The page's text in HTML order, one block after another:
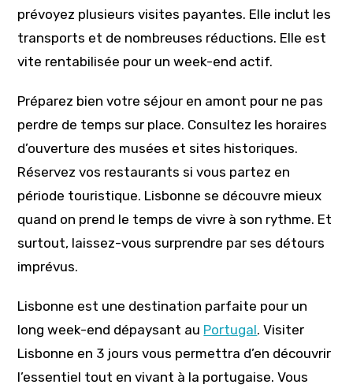
prévoyez plusieurs visites payantes. Elle inclut les
transports et de nombreuses réductions. Elle est
vite rentabilisée pour un week-end actif.
Préparez bien votre séjour en amont pour ne pas
perdre de temps sur place. Consultez les horaires
d’ouverture des musées et sites historiques.
Réservez vos restaurants si vous partez en
période touristique. Lisbonne se découvre mieux
quand on prend le temps de vivre à son rythme. Et
surtout, laissez-vous surprendre par ses détours
imprévus.
Lisbonne est une destination parfaite pour un
long week-end dépaysant au Portugal. Visiter
Lisbonne en 3 jours vous permettra d’en découvrir
l’essentiel tout en vivant à la portugaise. Vous